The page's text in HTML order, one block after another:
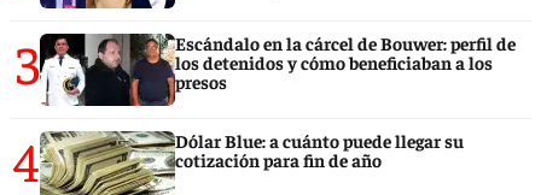
3
Escándalo en la cárcel de Bouwer: perfil de
los detenidos y cómo beneficiaban a los
presos
4
Dólar Blue: a cuánto puede llegar su
cotización para fin de año